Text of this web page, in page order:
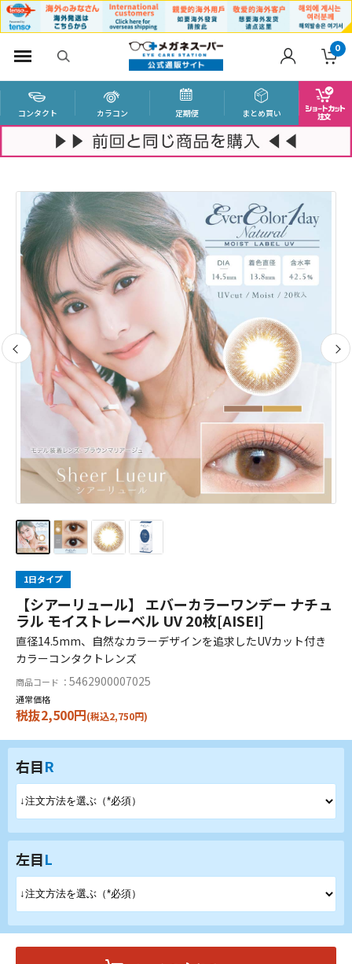
0
コンタクト カラコン 定期便 まとめ買い
1日タイプ
【シアーリュール】 エバーカラーワンデー ナチュ
ラル モイストレーベル UV 20枚[AISEI]
直径14.5mm、自然なカラーデザインを追求したUVカット付き
カラーコンタクトレンズ
商品コード ： 5462900007025
通常価格
税抜2,500円(税込2,750円)
右目R
左目L